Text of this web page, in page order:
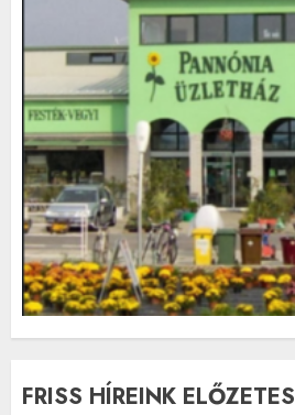
FRISS HÍREINK ELŐZETES